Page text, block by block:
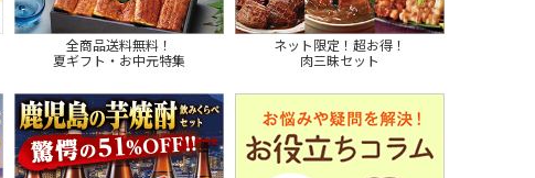
全商品送料無料！
夏ギフト・お中元特集
ネット限定！超お得！
肉三昧セット